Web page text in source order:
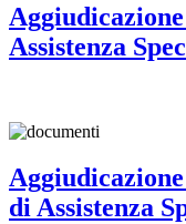
Assistenza
di Assistenza